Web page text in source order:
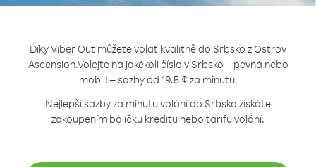
Díky Viber Out můžete volat kvalitně do Srbsko z Ostrov
Ascension.Volejte na jakékoli číslo v Srbsko – pevná nebo
mobil! – sazby od 19.5 ¢ za minutu.
Nejlepší sazby za minutu volání do Srbsko získáte
zakoupením balíčku kreditu nebo tarifu volání.